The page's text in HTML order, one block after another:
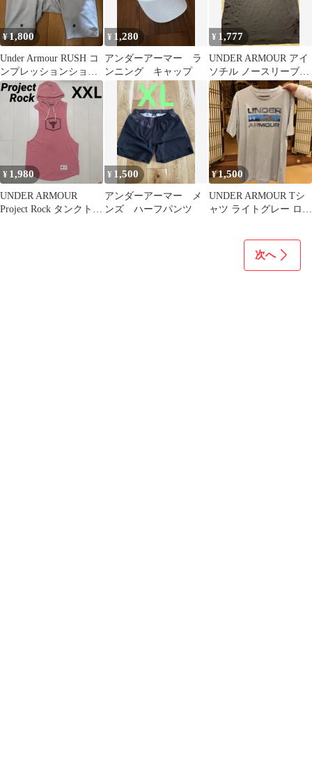
¥1,800
Under Armour RUSH コ
ンプレッションショー
ツ SM
¥ 1,280
アンダーアーマー ラ
ンニング キャップ
¥ 1,777
UNDER ARMOUR アイ
ソチル ノースリーブシ
ャツ M
¥ 1,980
UNDER ARMOUR
Project Rock タンクトッ
¥ 1,500
アンダーアーマー メ
ンズ ハーフパンツ
¥1,500
UNDER ARMOUR Tシ
ャツ ライトグレー ロゴ
次へ